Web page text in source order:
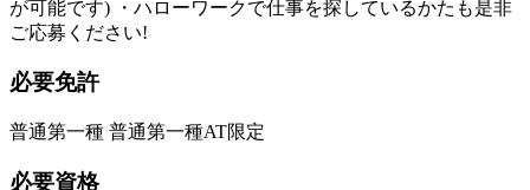
が可能です) ・ハローワークで仕事を探しているかたも是非
ご応募ください!
必要免許
普通第一種 普通第一種AT限定
必要資格